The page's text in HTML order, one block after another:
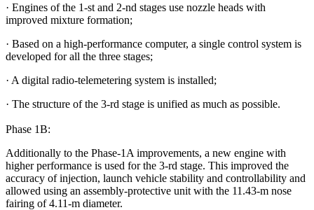
· Engines of the 1-st and 2-nd stages use nozzle heads with
improved mixture formation;
· Based on a high-performance computer, a single control system is
developed for all the three stages;
· A digital radio-telemetering system is installed;
· The structure of the 3-rd stage is unified as much as possible.
Phase 1B:
Additionally to the Phase-1A improvements, a new engine with
higher performance is used for the 3-rd stage. This improved the
accuracy of injection, launch vehicle stability and controllability and
allowed using an assembly-protective unit with the 11.43-m nose
fairing of 4.11-m diameter.